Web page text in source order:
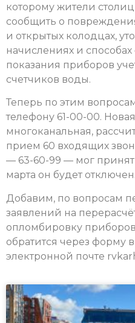
которому жители
сообщить о
и открытых колодцах,
начислениях и способах
показания приборов
счетчиков воды.
Теперь по этим
телефону 61-00-00.
многоканальная,
прием 60 входящих
— 63-60-99 — мог
марта он будет отключен.
Добавим, по вопросам
заявлений на
опломбировку
обратится через форму в
электронной почте